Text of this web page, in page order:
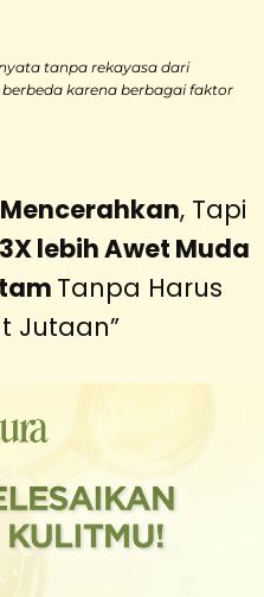
tanpa rekayasa dari
karena berbagai faktor
Mencerahkan, Tapi
3X lebih Awet Muda
Tanpa Harus
Jutaan”